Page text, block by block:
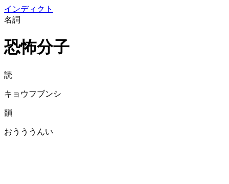
インディクト
名詞
恐怖分子
読
キョウフブンシ
韻
おうううんい